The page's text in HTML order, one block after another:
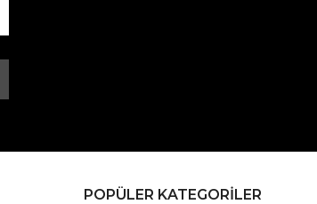
POPÜLER KATEGORİLER